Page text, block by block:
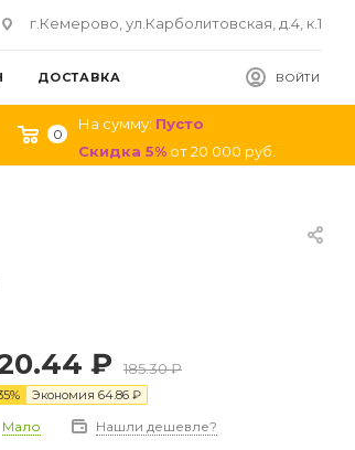
г.Кемерово, ул.Карболитовская, д.4, к.1
ВОЙТИ
ДОСТАВКА
0
На сумму: Пусто
Скидка 5% от20 000 руб.
₽ 185.30₽
% Экономия 64.86 ₽
Мало Нашли дешевле?